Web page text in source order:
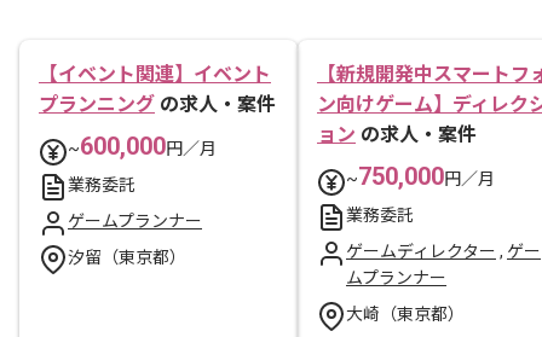
【イベント関連】イベント
プランニング の求人・案件
~600,000円／月
業務委託
ゲームプランナー
汐留（東京都）
【新規開発中スマートフ
ン向けゲーム】ディレク
ョン の求人・案件
~750,000円／月
業務委託
ゲームディレクター , ゲー
ムプランナー
大崎（東京都）